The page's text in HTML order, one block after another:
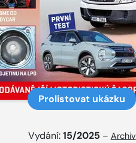
Prolistovat ukázku
Vydání:15/2025 – Archiv